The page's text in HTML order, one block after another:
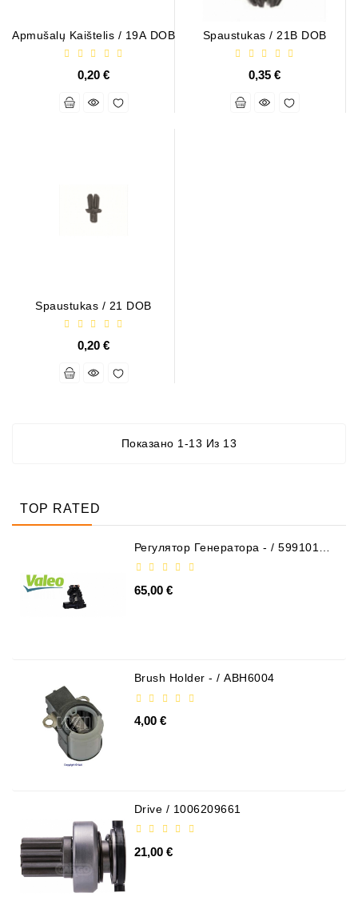
Apmušalų Kaištelis / 19A DOB
0,20 €
Spaustukas / 21B DOB
0,35 €
Spaustukas / 21 DOB
0,20 €
Показано 1-13 Из 13
TOP RATED
Регулятор Генератора - / 599101
65,00 €
Brush Holder - / ABH6004
4,00 €
Drive / 1006209661
21,00 €